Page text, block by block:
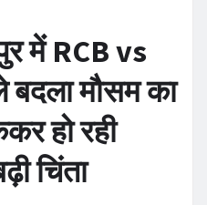
में RCB vs
मौसम का
हो रही
चिंता